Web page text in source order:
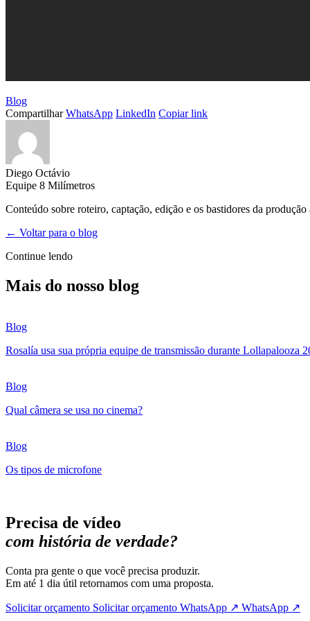
Blog
Compartilhar WhatsApp LinkedIn Copiar link
Diego Octávio
Equipe 8 Milímetros
Conteúdo sobre roteiro, captação, edição e os bastidores da
← Voltar para o blog
Continue lendo
Mais do nosso blog
Blog
Rosalía usa sua própria equipe de transmissão durante Lollapalooza
Blog
Qual câmera se usa no cinema?
Blog
Os tipos de microfone
Precisa de vídeo
com história de verdade?
Conta pra gente o que você precisa produzir.
Em até 1 dia útil retornamos com uma proposta.
Solicitar orçamento Solicitar orçamento WhatsApp ↗ WhatsApp ↗